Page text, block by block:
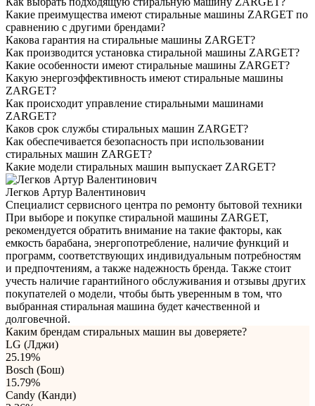
Какие преимущества имеют стиральные машины ZARGET по
сравнению с другими брендами?
Какова гарантия на стиральные машины ZARGET?
Как производится установка стиральной машины ZARGET?
Какие особенности имеют стиральные машины ZARGET?
Какую энергоэффективность имеют стиральные машины
ZARGET?
Как происходит управление стиральными машинами
ZARGET?
Каков срок службы стиральных машин ZARGET?
Как обеспечивается безопасность при использовании
стиральных машин ZARGET?
Какие модели стиральных машин выпускает ZARGET?
Легков Артур Валентинович
Специалист сервисного центра по ремонту бытовой техники
При выборе и покупке стиральной машины ZARGET,
рекомендуется обратить внимание на такие факторы, как
емкость барабана, энергопотребление, наличие функций и
программ, соответствующих индивидуальным потребностям
и предпочтениям, а также надежность бренда. Также стоит
учесть наличие гарантийного обслуживания и отзывы других
покупателей о модели, чтобы быть уверенным в том, что
выбранная стиральная машина будет качественной и
долговечной.
Каким брендам стиральных машин вы доверяете?
LG (Лджи)
25.19%
Bosch (Бош)
15.79%
Candy (Канди)